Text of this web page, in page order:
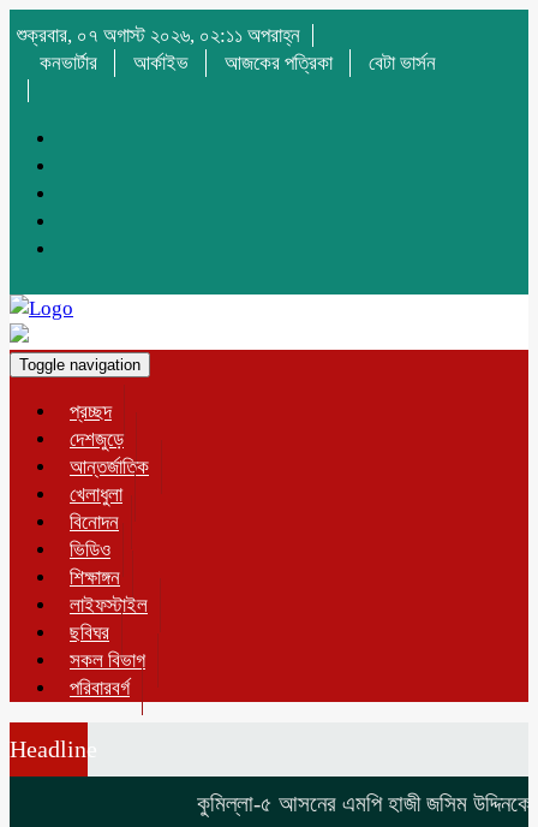
শুক্রবার, ০৭ অগাস্ট ২০২৬, ০২:১১ অপরাহ্ন
কনভার্টার
আর্কাইভ আজকের পত্রিকা বেটা ভার্সন
Toggle navigation
প্রচ্ছদ
দেশজুড়ে
আন্তর্জাতিক
খেলাধুলা
বিনোদন
ভিডিও
শিক্ষাঙ্গন
লাইফস্টাইল
ছবিঘর
সকল বিভাগ
পরিবারবর্গ
Headline
কুমিল্লা-৫ আসনের এমপি হাজী জসিম উদ্দিনকে